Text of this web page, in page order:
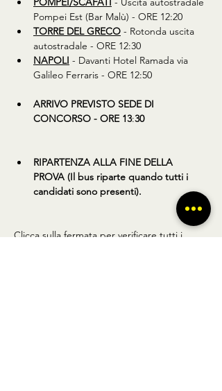
Pompei Est (Bar Malù) - ORE 12:20
TORRE DEL GRECO - Rotonda uscita
autostradale - ORE 12:30
NAPOLI - Davanti Hotel Ramada via
Galileo Ferraris - ORE 12:50
ARRIVO PREVISTO SEDE DI
CONCORSO - ORE 13:30
RIPARTENZA ALLA FINE DELLA
PROVA (Il bus riparte quando tutti i
candidati sono presenti).
Clicca sulla fermata per verificare tutti i